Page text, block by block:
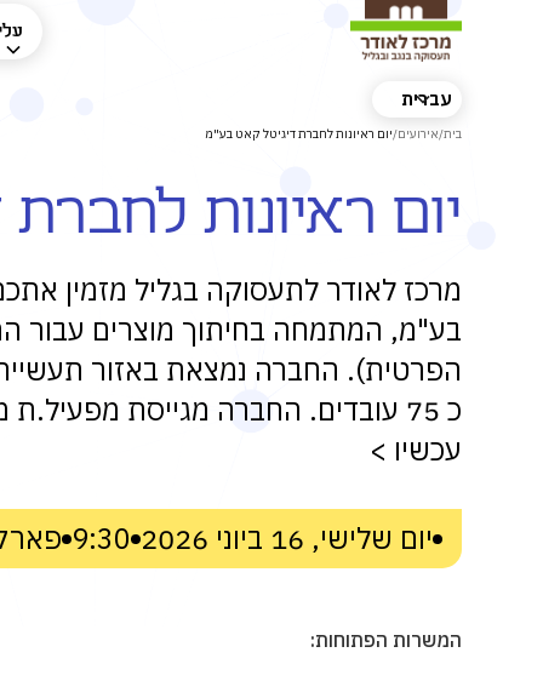
עברית
בית/אירועים/יום ראיונות לחברת דיגיטל קאט בע"מ
יום ראיונות
מרכז לאודר לתעסוקה בגליל מזמין
בע"מ, המתמחה בחיתוך מוצרים עבור
הפרטית). החברה נמצאת באזור
כ 75 עובדים. החברה מגייסת
עכשיו >
יום שלישי, 16 ביוני 2026 9:30
המשרות הפתוחות: